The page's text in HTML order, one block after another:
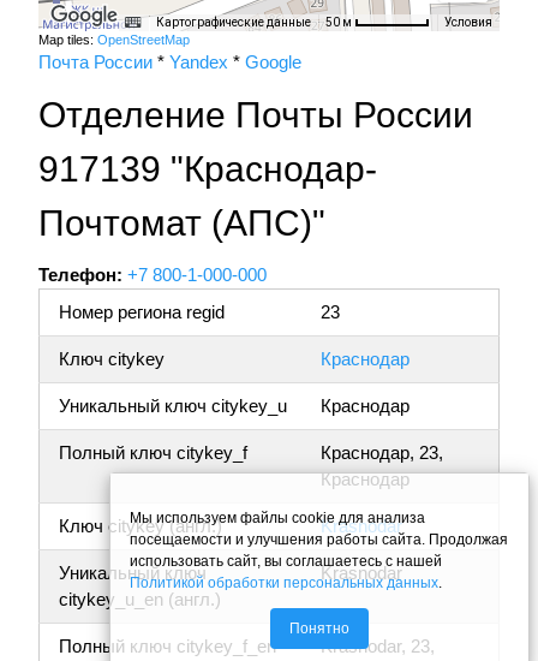
Картографические данные 50 м Условия
Map tiles: OpenStreetMap
Почта России * Yandex * Google
Отделение Почты России
917139 "Краснодар-
Почтомат (АПС)"
Телефон: +7 800-1-000-000
Номер региона regid
23
Ключ citykey Краснодар
Уникальный ключ citykey_u Краснодар
Полный ключ citykey_f
Краснодар, 23,
Краснодар
Ключ citykey (англ.) Krasnodar
Уникальный ключ
citykey_u_en (англ.)
Krasnodar
Полный ключ citykey_f_en
Krasnodar, 23,
Мы используем файлы cookie для анализа
посещаемости и улучшения работы сайта. Продолжая
использовать сайт, вы соглашаетесь с нашей
Политикой обработки персональных данных.
Понятно